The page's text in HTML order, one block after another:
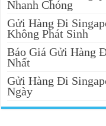
Nhanh Chóng
Gửi Hàng Đi
Không Phát Sinh
Báo Giá Gửi Hàng
Nhất
Gửi Hàng Đi
Ngày